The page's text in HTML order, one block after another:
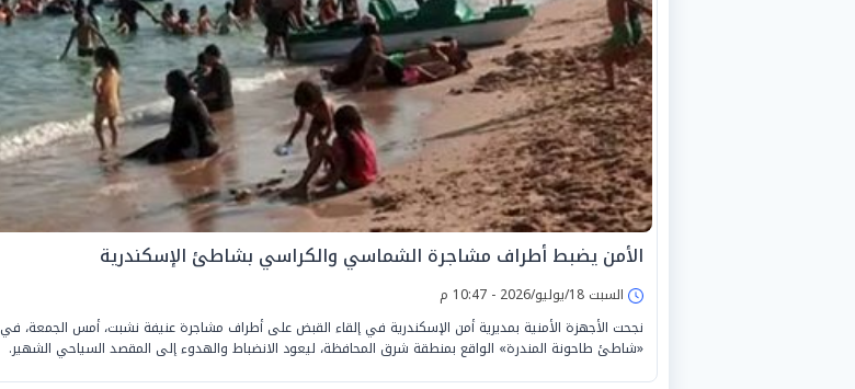
الأمن يضبط أطراف مشاجرة الشماسي والكراسي بشاطئ الإسكندرية
السبت 18/يوليو/2026 - 10:47 م
نجحت الأجهزة الأمنية بمديرية أمن الإسكندرية في إلقاء القبض على أطراف مشاجرة عنيفة نشبت، أمس الجمعة، في
«شاطئ طاحونة المندرة» الواقع بمنطقة شرق المحافظة، ليعود الانضباط والهدوء إلى المقصد السياحي الشهير.